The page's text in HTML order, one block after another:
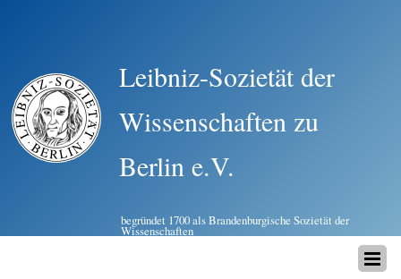
Leibniz-Sozietät der
Wissenschaften zu
Berlin e.V.
begründet 1700 als Brandenburgische Sozietät der
Wissenschaften